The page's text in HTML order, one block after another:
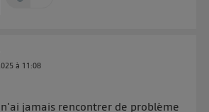
à 11:08
jamais rencontrer de problème